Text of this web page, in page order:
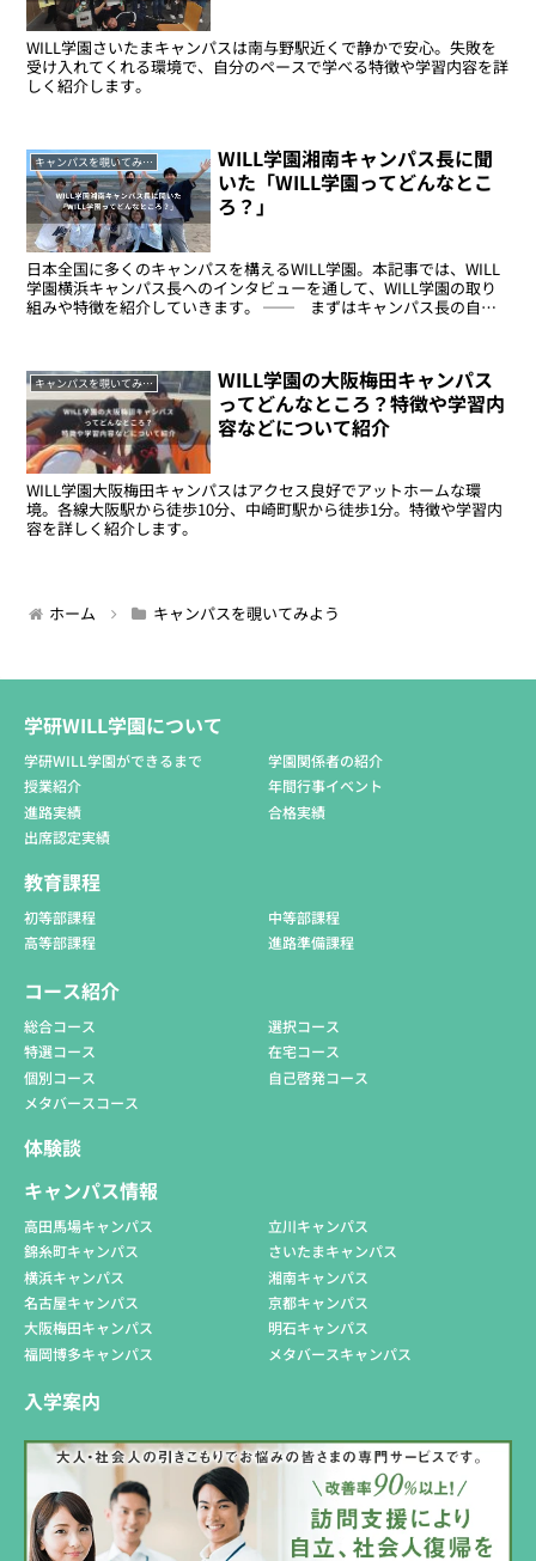
WILL学園さいたまキャンパスは南与野駅近くで静かで安心。失敗を
受け入れてくれる環境で、自分のペースで学べる特徴や学習内容を詳
しく紹介します。
キャンパスを覗いてみよう
WILL学園湘南キャンパス長に聞
いた「WILL学園ってどんなとこ
ろ？」
日本全国に多くのキャンパスを構えるWILL学園。本記事では、WILL
学園横浜キャンパス長へのインタビューを通して、WILL学園の取り
組みや特徴を紹介していきます。 ── まずはキャンパス長の自己
キャンパスを覗いてみよう
WILL学園の大阪梅田キャンパス
ってどんなところ？特徴や学習内
容などについて紹介
WILL学園大阪梅田キャンパスはアクセス良好でアットホームな環
境。各線大阪駅から徒歩10分、中崎町駅から徒歩1分。特徴や学習内
容を詳しく紹介します。
ホーム キャンパスを覗いてみよう
学研WILL学園について
学研WILL学園ができるまで
学園関係者の紹介
授業紹介
年間行事イベント
進路実績
合格実績
出席認定実績
教育課程
初等部課程
中等部課程
高等部課程
進路準備課程
コース紹介
総合コース
選択コース
特選コース
在宅コース
個別コース
自己啓発コース
メタバースコース
体験談
キャンパス情報
高田馬場キャンパス
立川キャンパス
錦糸町キャンパス
さいたまキャンパス
横浜キャンパス
湘南キャンパス
名古屋キャンパス
京都キャンパス
大阪梅田キャンパス
明石キャンパス
福岡博多キャンパス
メタバースキャンパス
入学案内